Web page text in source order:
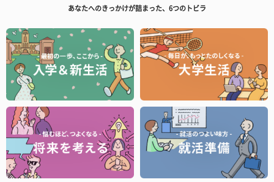
あなたへのきっかけが詰まった、6つのトビラ